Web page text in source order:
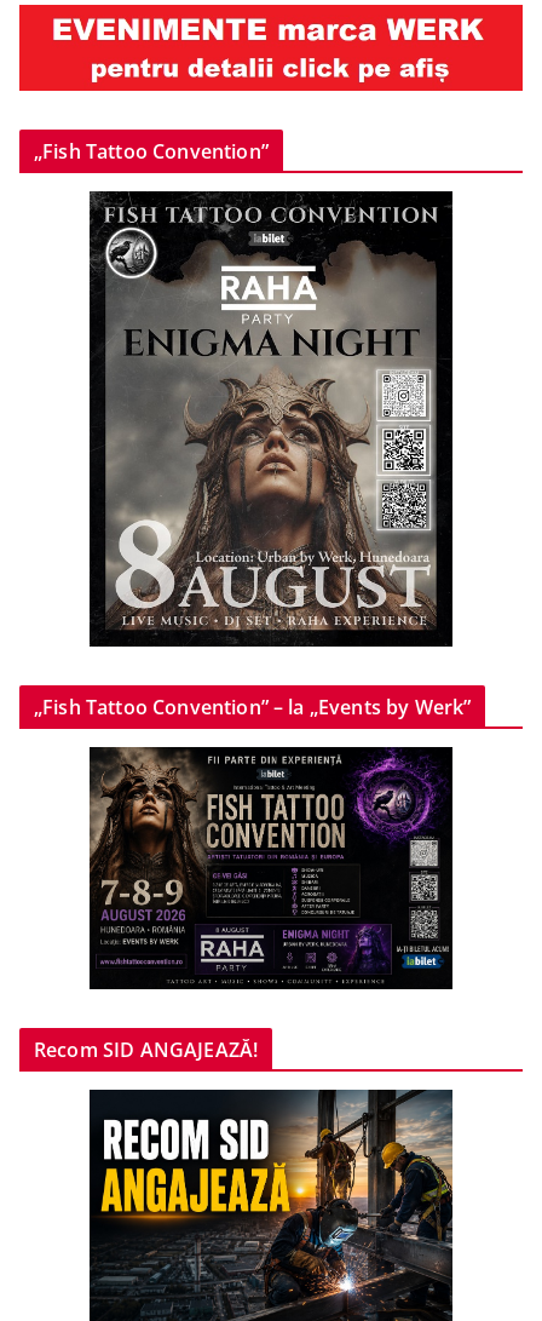
„Fish Tattoo Convention”
„Fish Tattoo Convention” – la „Events by Werk”
Recom SID ANGAJEAZĂ!